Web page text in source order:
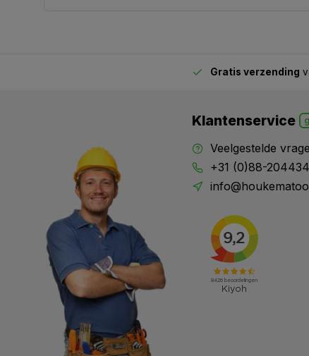
Gratis verzending
Klantenservice
Veelgestelde
+31 (0)88-
Meld je aan en mis geen enkele actie, aanbieding